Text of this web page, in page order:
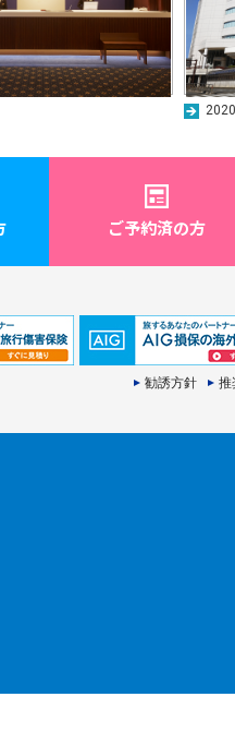
ご予約済の方
勧誘方針 推